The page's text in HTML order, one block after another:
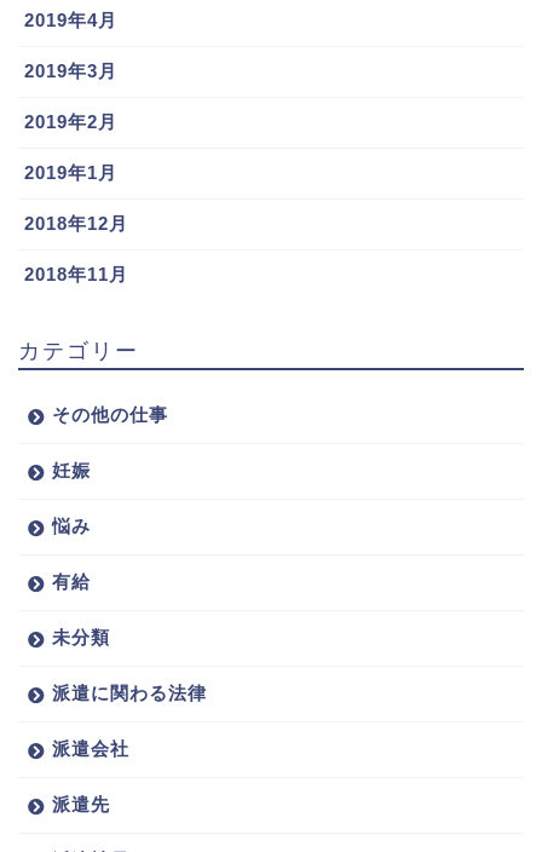
2019年4月
2019年3月
2019年2月
2019年1月
2018年12月
2018年11月
カテゴリー
その他の仕事
妊娠
悩み
有給
未分類
派遣に関わる法律
派遣会社
派遣先